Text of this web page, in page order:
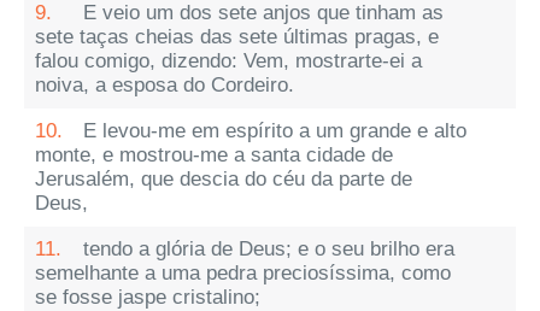
9.
E veio um dos sete anjos que tinham as
sete taças cheias das sete últimas pragas, e
falou comigo, dizendo: Vem, mostrarte-ei a
noiva, a esposa do Cordeiro.
10.
E levou-me em espírito a um grande e alto
monte, e mostrou-me a santa cidade de
Jerusalém, que descia do céu da parte de
Deus,
11.
tendo a glória de Deus; e o seu brilho era
semelhante a uma pedra preciosíssima, como
se fosse jaspe cristalino;